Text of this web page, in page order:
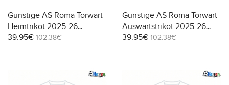
Günstige AS Roma Torwart
Heimtrikot 2025-26
Langarm
39.95€ 102.38€
Günstige AS Roma Torwart
Auswärtstrikot 2025-26
Langarm
39.95€ 102.38€